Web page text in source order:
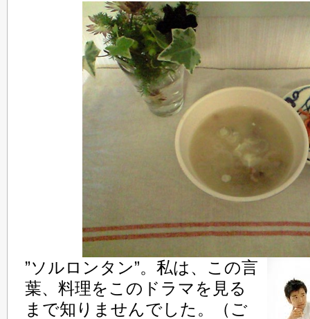
”ソルロンタン”。私は、この言
葉、料理をこのドラマを見る
まで知りませんでした。（ご